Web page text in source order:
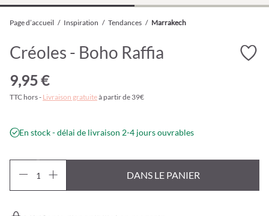
Page d’accueil / Inspiration / Tendances / Marrakech
Créoles - Boho Raffia
9,95 €
TTC hors - Livraison gratuiteà partir de 39€
En stock - délai de livraison 2-4 jours ouvrables
DANS LE PANIER